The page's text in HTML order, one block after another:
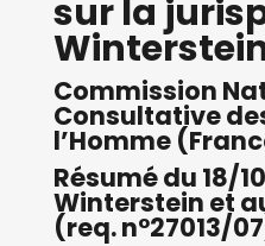
sur la
Commission
Consultative
l’Homme
Résumé du 18/
Winterstein et
(req. n°27013/